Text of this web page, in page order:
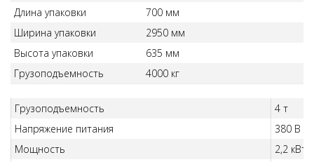
Длина упаковки
700 мм
Ширина упаковки
2950 мм
Высота упаковки
635 мм
Грузоподъемность
4000 кг
Грузоподъемность
4 т
Напряжение питания
380 В
Мощность
2,2 кВт